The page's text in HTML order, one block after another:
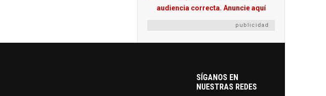
publicidad
SÍGANOS EN
NUESTRAS REDES